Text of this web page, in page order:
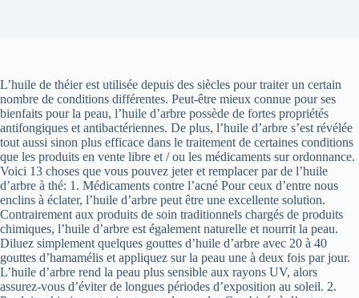
L’huile de théier est utilisée depuis des siècles pour traiter un certain
nombre de conditions différentes. Peut-être mieux connue pour ses
bienfaits pour la peau, l’huile d’arbre possède de fortes propriétés
antifongiques et antibactériennes. De plus, l’huile d’arbre s’est révélée
tout aussi sinon plus efficace dans le traitement de certaines conditions
que les produits en vente libre et / ou les médicaments sur ordonnance.
Voici 13 choses que vous pouvez jeter et remplacer par de l’huile
d’arbre à thé: 1. Médicaments contre l’acné Pour ceux d’entre nous
enclins à éclater, l’huile d’arbre peut être une excellente solution.
Contrairement aux produits de soin traditionnels chargés de produits
chimiques, l’huile d’arbre est également naturelle et nourrit la peau.
Diluez simplement quelques gouttes d’huile d’arbre avec 20 à 40
gouttes d’hamamélis et appliquez sur la peau une à deux fois par jour.
L’huile d’arbre rend la peau plus sensible aux rayons UV, alors
assurez-vous d’éviter de longues périodes d’exposition au soleil. 2.